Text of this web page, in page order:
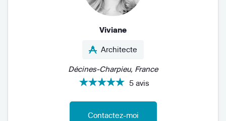
Viviane
Architecte
Décines-Charpieu, France
5 avis
Contactez-moi